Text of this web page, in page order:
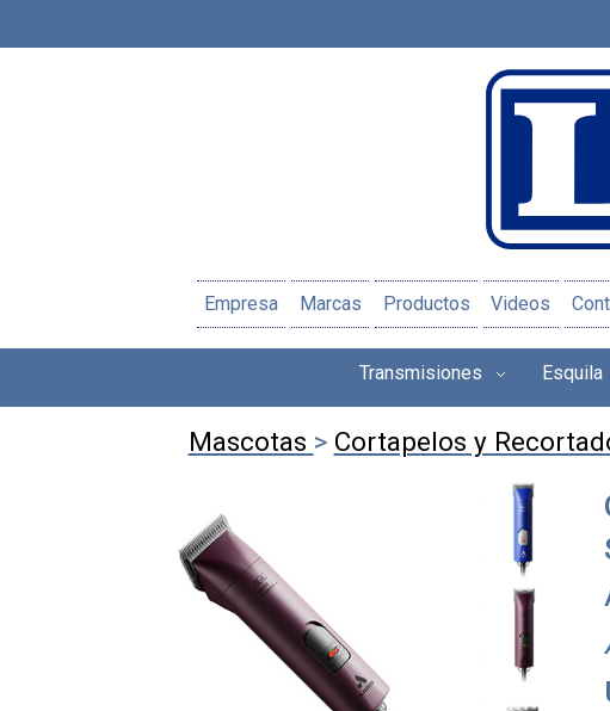
Empresa Marcas Productos Videos
Transmisiones Esquila
Mascotas > Cortapelos y